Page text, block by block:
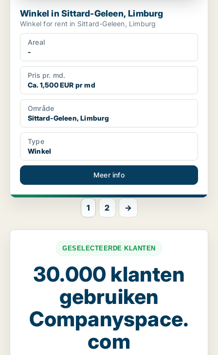
Winkel in Sittard-Geleen, Limburg
Winkel for rent in Sittard-Geleen, Limburg
Areal
-
Pris pr. md.
Ca. 1,500 EUR pr md
Område
Sittard-Geleen, Limburg
Type
Winkel
Meer info
1 2 →
GESELECTEERDE KLANTEN
30.000 klanten
gebruiken
Companyspace.
com